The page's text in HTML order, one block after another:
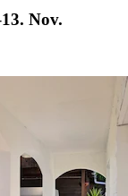
Nov.